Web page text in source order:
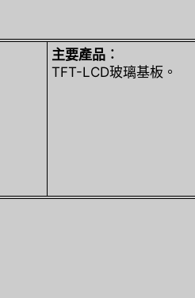
主要產品︰
TFT-LCD玻璃基板。